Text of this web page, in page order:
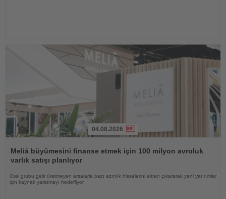
Oku
04.08.2026
Meliá büyümesini finanse etmek için 100 milyon avroluk
varlık satışı planlıyor
Otel grubu gelir üretmeyen arsalarla bazı azınlık hisselerini elden çıkararak yeni yatırımlar
için kaynak yaratmayı hedefliyor